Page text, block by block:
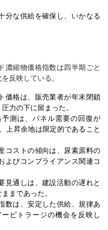
分な供給を確保し、いかなる
濃縮物価格指数は四半期ごと
反映している。
価格は、販売業者が年末閉鎖
力の下に留まった。
測は、パネル需要の回復が
上昇余地は限定的であること
コストの傾向は、尿素原料の
よびコンプライアンス関連コ
見通しは、建設活動の遅れと
まであった。
数は、安定した供給、規律あ
ビトラージの機会を反映し